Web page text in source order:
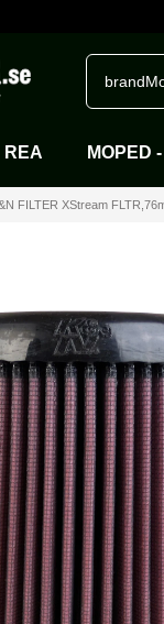
REA MOPED
FILTER XStream